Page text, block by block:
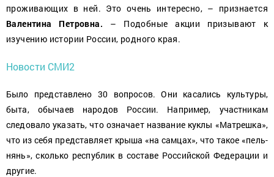
проживающих в ней. Это очень интересно, – признается
Валентина Петровна. – Подобные акции призывают к
изучению истории России, родного края.
Новости СМИ2
Было представлено 30 воп­росов. Они касались культуры,
быта, обычаев народов России. Например, участникам
следовало указать, что означает название куклы «Матрешка»,
что из себя представляет крыша «на самцах», что такое «пель-
нянь», сколько республик в составе Российской Федерации и
другие.